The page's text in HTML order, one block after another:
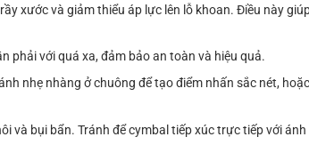
xước và giảm thiểu áp lực lên lỗ khoan. Điều này
phải với quá xa, đảm bảo an toàn và hiệu quả.
nhẹ nhàng ở chuông để tạo điểm nhấn sắc nét,
và bụi bẩn. Tránh để cymbal tiếp xúc trực tiếp với